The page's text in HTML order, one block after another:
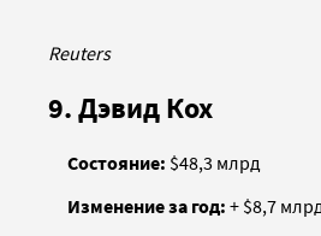
Reuters
9. Дэвид Кох
Состояние: $48,3 млрд
Изменение за год: + $8,7